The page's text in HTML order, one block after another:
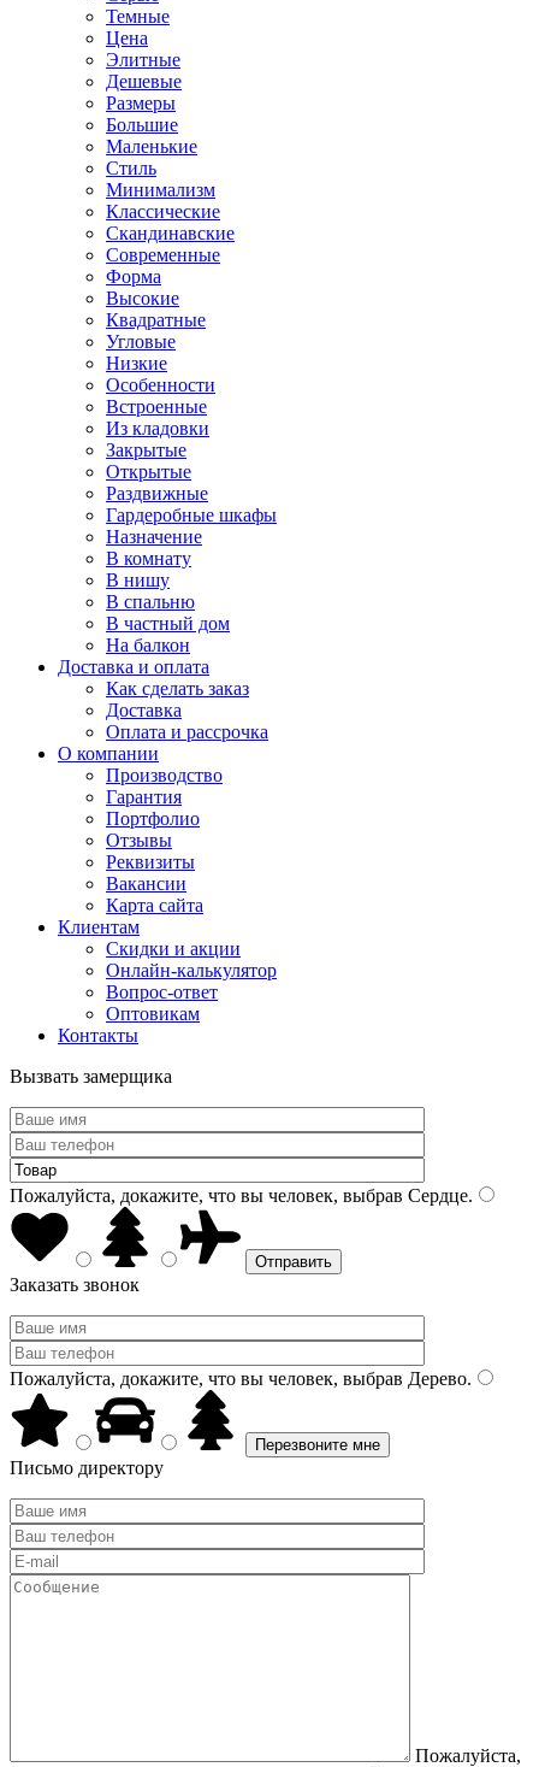
Темные
Цена
Элитные
Дешевые
Размеры
Большие
Маленькие
Стиль
Минимализм
Классические
Скандинавские
Современные
Форма
Высокие
Квадратные
Угловые
Низкие
Особенности
Встроенные
Из кладовки
Закрытые
Открытые
Раздвижные
Гардеробные шкафы
Назначение
В комнату
В нишу
В спальню
В частный дом
На балкон
Доставка и оплата
Как сделать заказ
Доставка
Оплата и рассрочка
О компании
Производство
Гарантия
Портфолио
Отзывы
Реквизиты
Вакансии
Карта сайта
Клиентам
Скидки и акции
Онлайн-калькулятор
Вопрос-ответ
Оптовикам
Контакты
Вызвать замерщика
Пожалуйста, докажите, что вы человек, выбрав Сердце.
Заказать звонок
Пожалуйста, докажите, что вы человек, выбрав Дерево.
Письмо директору
Пожалуйста,